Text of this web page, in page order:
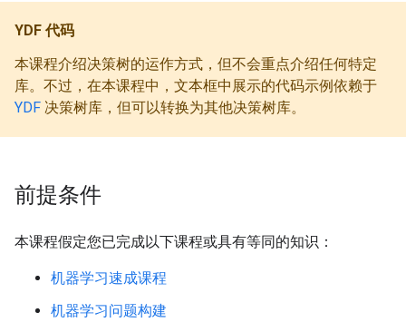
YDF 代码
本课程介绍决策树的运作方式，但不会重点介绍任何特定
库。不过，在本课程中，文本框中展示的代码示例依赖于
YDF 决策树库，但可以转换为其他决策树库。
前提条件
本课程假定您已完成以下课程或具有等同的知识：
机器学习速成课程
机器学习问题构建